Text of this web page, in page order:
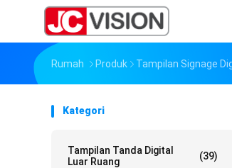
Rumah Produk Tampilan Signage
Kategori
Tampilan Tanda Digital
Luar Ruang
(39)